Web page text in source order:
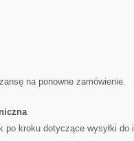
na ponowne zamówienie.
po kroku dotyczące wysyłki do